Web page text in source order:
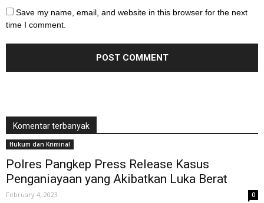
Save my name, email, and website in this browser for the next
time I comment.
Komentar terbanyak
Hukum dan Kriminal
Polres Pangkep Press Release Kasus
Penganiayaan yang Akibatkan Luka Berat
February 4, 2023 0